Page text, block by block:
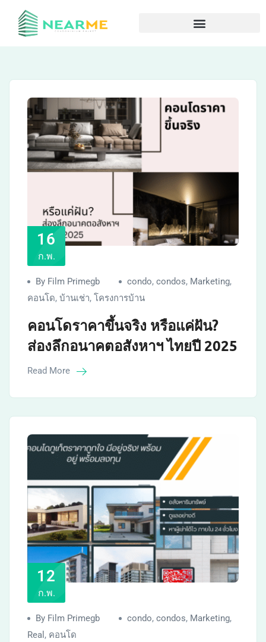
16
ก.พ.
By Film Primegb condo, condos, Marketing,
คอนโด, บ้านเช่า, โครงการบ้าน
คอนโดราคาขึ้นจริง หรือแค่ฝัน?
ส่องลึกอนาคตอสังหาฯ ไทยปี 2025
Read More
12
ก.พ.
By Film Primegb condo, condos, Marketing,
Real , คอนโด